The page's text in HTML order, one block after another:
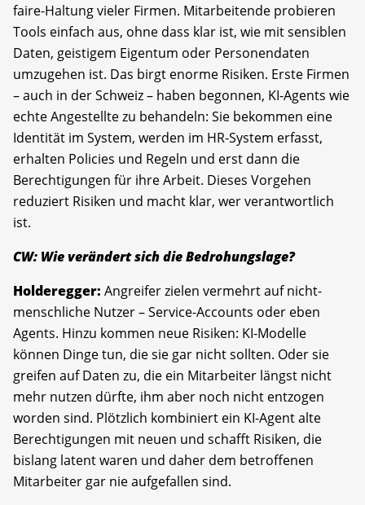
faire-Haltung vieler Firmen. Mitarbeitende probieren
Tools einfach aus, ohne dass klar ist, wie mit sensiblen
Daten, geistigem Eigentum oder Personendaten
umzugehen ist. Das birgt enorme Risiken. Erste Firmen
– auch in der Schweiz – haben begonnen, KI-Agents wie
echte Angestellte zu behandeln: Sie bekommen eine
Identität im System, werden im HR-System erfasst,
erhalten Policies und Regeln und erst dann die
Berechtigungen für ihre Arbeit. Dieses Vorgehen
reduziert Risiken und macht klar, wer verantwortlich
ist.
CW: Wie verändert sich die Bedrohungslage?
Holderegger: Angreifer zielen vermehrt auf nicht-
menschliche Nutzer – Service-Accounts oder eben
Agents. Hinzu kommen neue Risiken: KI-Modelle
können Dinge tun, die sie gar nicht sollten. Oder sie
greifen auf Daten zu, die ein Mitarbeiter längst nicht
mehr nutzen dürfte, ihm aber noch nicht entzogen
worden sind. Plötzlich kombiniert ein KI-Agent alte
Berechtigungen mit neuen und schafft Risiken, die
bislang latent waren und daher dem betroffenen
Mitarbeiter gar nie aufgefallen sind.